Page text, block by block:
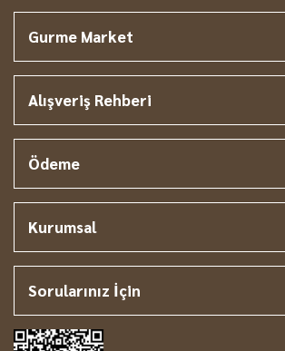
Gurme Market
Alışveriş Rehberi
Ödeme
Kurumsal
Sorularınız İçin